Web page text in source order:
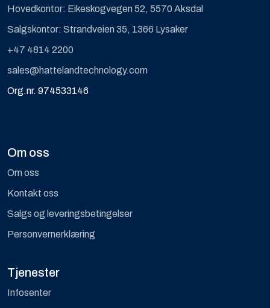
Hovedkontor: Eikeskogvegen 52, 5570 Aksdal
Salgskontor: Strandveien 35, 1366 Lysaker
+47 4814 2200
sales@hattelandtechnology.com
Org.nr. 974533146
Om oss
Om oss
Kontakt oss
Salgs og leveringsbetingelser
Personvernerklæring
Tjenester
Infosenter